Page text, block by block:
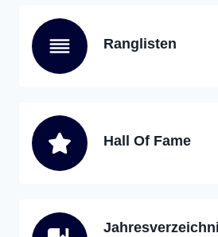
Ranglisten
Hall Of Fame